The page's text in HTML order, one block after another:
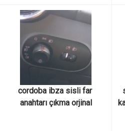
cordoba ibza sisli far
anahtarı çıkma orjinal